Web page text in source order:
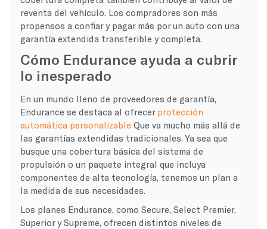
reventa del vehículo. Los compradores son más
propensos a confiar y pagar más por un auto con una
garantía extendida transferible y completa.
Cómo Endurance ayuda a cubrir
lo inesperado
En un mundo lleno de proveedores de garantía,
Endurance se destaca al ofrecer protección
automática personalizable Que va mucho más allá de
las garantías extendidas tradicionales. Ya sea que
busque una cobertura básica del sistema de
propulsión o un paquete integral que incluya
componentes de alta tecnología, tenemos un plan a
la medida de sus necesidades.
Los planes Endurance, como Secure, Select Premier,
Superior y Supreme, ofrecen distintos niveles de